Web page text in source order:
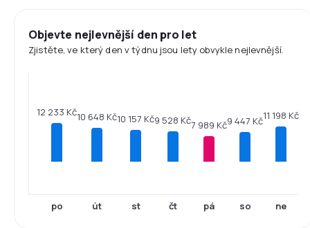
Objevte nejlevnější den pro let
Zjistěte, ve který den v týdnu jsou lety obvykle nejlevnější.
12 233 Kč
po
10 648 Kč
út
10 157 Kč
st
9 528 Kč
čt
7 989 Kč
pá
9 447 Kč
so
11 198 Kč
ne